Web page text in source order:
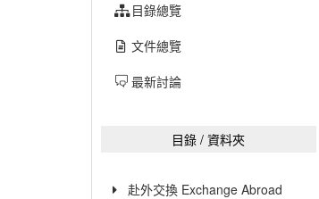
目錄總覽
文件總覽
最新討論
目錄 / 資料夾
赴外交換 Exchange Abroad